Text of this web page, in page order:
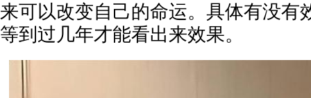
来可以改变自己的命运。具体有没有
等到过几年才能看出来效果。